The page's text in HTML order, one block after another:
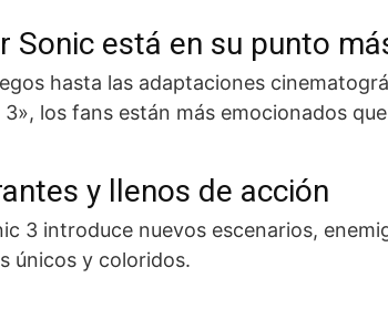
Sonic está en su punto
hasta las adaptaciones
3», los fans están más emocionados
y llenos de acción
3 introduce nuevos escenarios,
únicos y coloridos.